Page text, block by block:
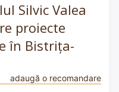
Silvic Valea
proiecte
în Bistrița-
adaugă o recomandare